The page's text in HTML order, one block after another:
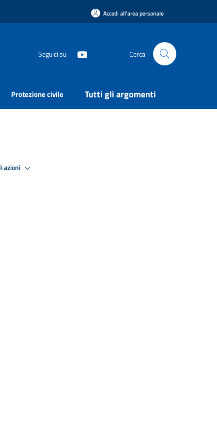
Accedi all'area personale
Seguici su Cerca
Protezione civile Tutti gli argomenti
azioni